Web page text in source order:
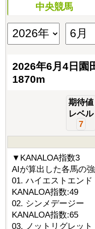
中央競馬
2026年6月4日 園
1870m
期待値
レベル
7
▼KANALOA指数3
AIが算出した各馬の
01. ハイエストエンド
KANALOA指数:49
02. シンメデージー
KANALOA指数:65
03. ノットリグレット